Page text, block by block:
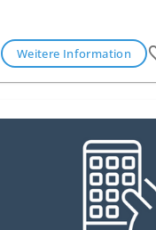
Weitere Information